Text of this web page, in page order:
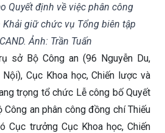
Quyết định về việc phân công
giữ chức vụ Tổng biên tập
Ảnh: Trần Tuấn
sở Bộ Công an (96 Nguyễn Du,
Cục Khoa học, Chiến lược và
trọng tổ chức Lễ công bố Quyết
an phân công đồng chí Thiếu
Cục trưởng Cục Khoa học, Chiến